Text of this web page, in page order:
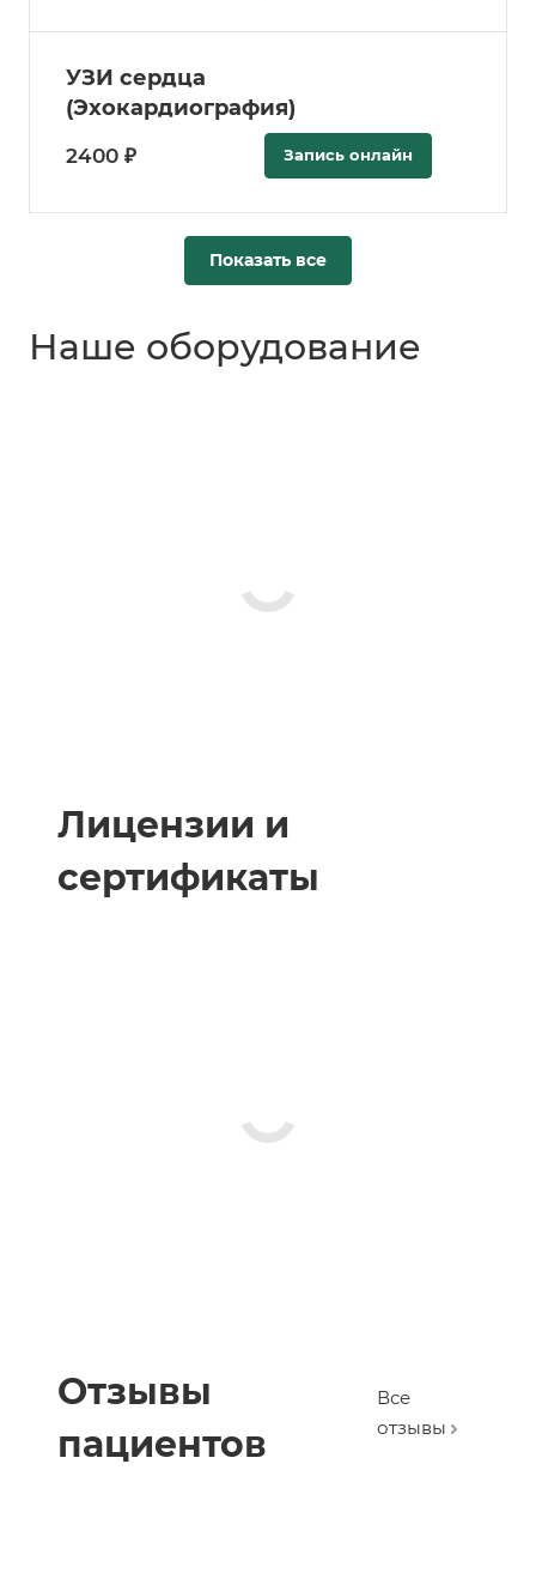
УЗИ сердца
(Эхокардиография)
2400 ₽ Запись онлайн
Показать все
Наше оборудование
Лицензии и
сертификаты
Отзывы
пациентов
Все
отзывы